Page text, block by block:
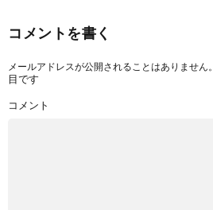
コメントを書く
メールアドレスが公開されることはありません。
目です
コメント